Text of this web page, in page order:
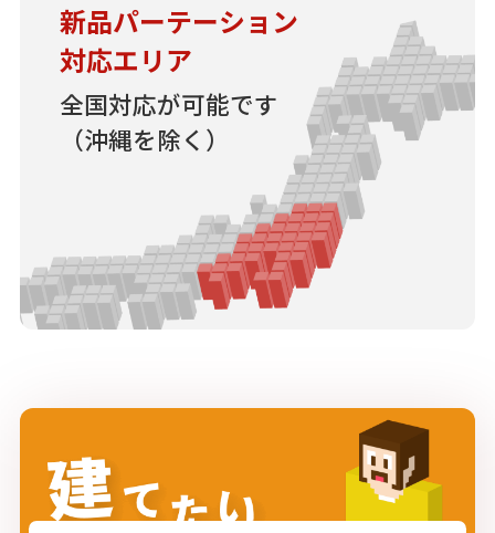
新品パーテーション
対応エリア
全国対応が可能です
（沖縄を除く）